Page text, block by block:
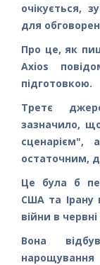
очікується,
для
Про це, як
Axios
підготовкою.
Третє
зазначило,
сценарієм",
остаточним,
Це була б
США та Ірану
війни в
Вона